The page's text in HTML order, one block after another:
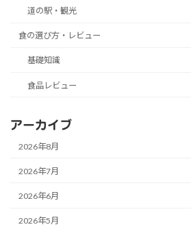
道の駅・観光
食の選び方・レビュー
基礎知識
食品レビュー
アーカイブ
2026年8月
2026年7月
2026年6月
2026年5月